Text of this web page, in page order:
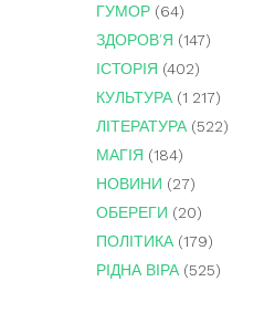
ГУМОР (64)
ЗДОРОВ'Я (147)
ІСТОРІЯ (402)
КУЛЬТУРА (1 217)
ЛІТЕРАТУРА (522)
МАГІЯ (184)
НОВИНИ (27)
ОБЕРЕГИ (20)
ПОЛІТИКА (179)
РІДНА ВІРА (525)